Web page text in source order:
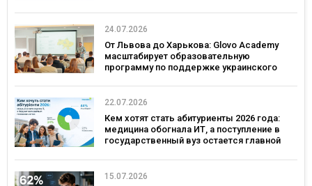
24.07.2026
От Львова до Харькова: Glovo Academy
масштабирует образовательную
программу по поддержке украинского
22.07.2026
Кем хотят стать абитуриенты 2026 года:
медицина обогнала ИТ, а поступление в
государственный вуз остается главной
15.07.2026